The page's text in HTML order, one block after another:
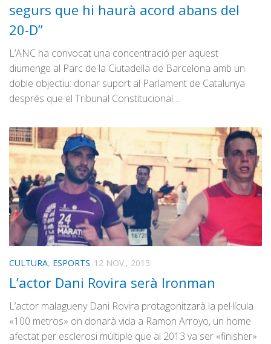
segurs que hi haurà acord abans del
20-D”
L’ANC ha convocat una concentració per aquest
diumenge al Parc de la Ciutadella de Barcelona amb un
doble objectiu: donar suport al Parlament de Catalunya
després que el Tribunal Constitucional…
CULTURA, ESPORTS 12 NOV., 2015
L’actor Dani Rovira serà Ironman
L’actor malagueny Dani Rovira protagonitzarà la pel·lícula
«100 metros» on donarà vida a Ramon Arroyo, un home
afectat per esclerosi múltiple que al 2013 va ser «finisher»